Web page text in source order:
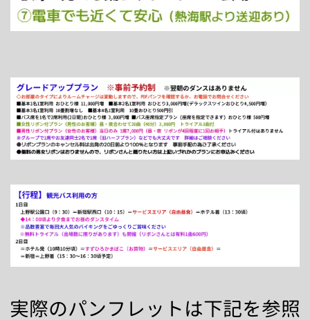
実際のパンフレットは下記を参照